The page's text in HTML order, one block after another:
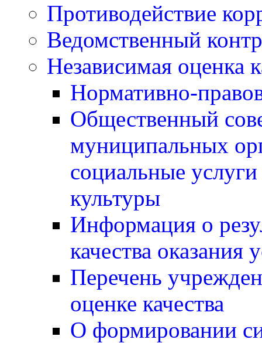
Противодействие
Ведомственный
Независимая оценка
Нормативно-
Общественный
муниципальных
социальные
культуры
Информация о
качества оказания
Перечень
оценке качества
О формировании